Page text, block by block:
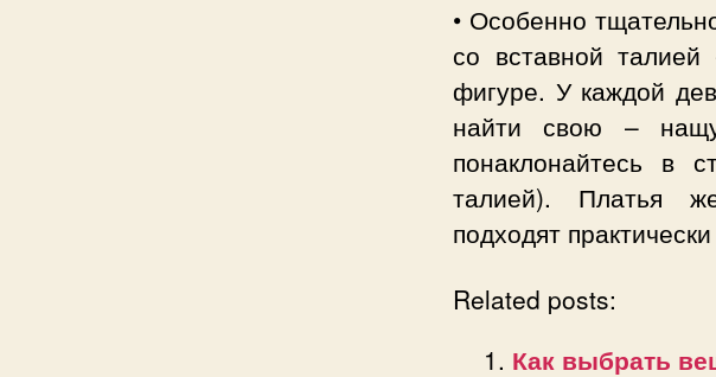
• Особенно
со вставной
фигуре. У каждой
найти свою –
понаклонайтесь в
талией). Платья
подходят
Related posts:
Как выбрать